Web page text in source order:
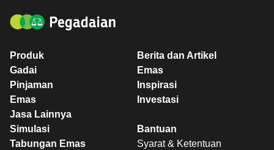
Produk
Gadai
Pinjaman
Emas
Jasa Lainnya
Berita dan Artikel
Emas
Inspirasi
Investasi
Simulasi
Tabungan Emas
Bantuan
Syarat & Ketentuan